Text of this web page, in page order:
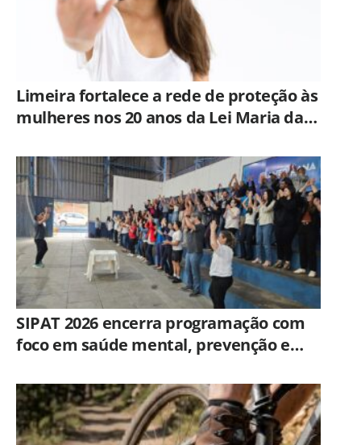
Limeira fortalece a rede de proteção às
mulheres nos 20 anos da Lei Maria da
SIPAT 2026 encerra programação com
foco em saúde mental, prevenção e
Americana